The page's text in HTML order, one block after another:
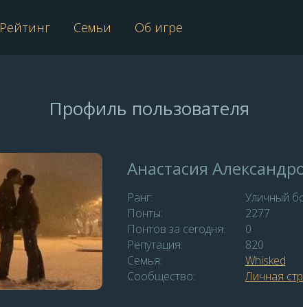
Рейтинг Семьи Об игре
Профиль пользователя
Анастасия
Ранг:
Уличный
Понты:
2277
Понтов за сегодня:
0
Репутация:
820
Семья:
Whisked
Сообщество:
Личная